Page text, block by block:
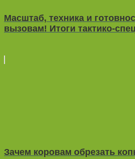
Масштаб, техника и
вызовам! Итоги тактико-
Зачем коровам обрезать